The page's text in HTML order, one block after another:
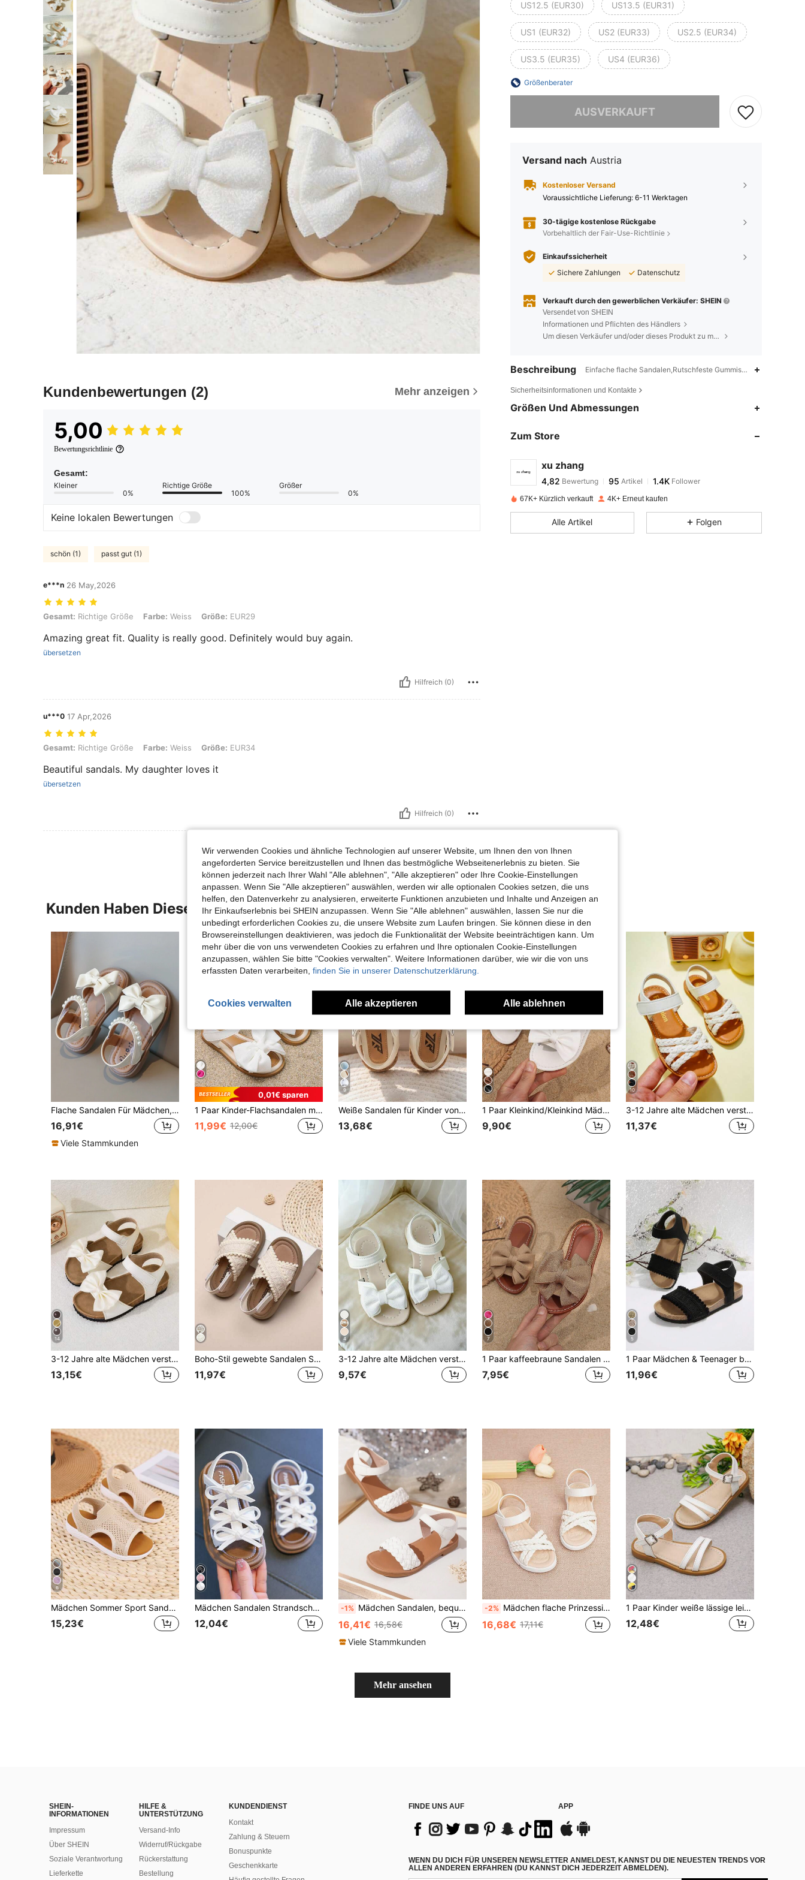
Kundenbewertungen (2) Mehr anzeigen
5,00
Bewertungsrichtlinie
Gesamt:
Kleiner
0%
Richtige Größe
100%
Größer
0%
Keine lokalen Bewertungen
schön (1) passt gut (1)
e***n 26 May,2026
Gesamt: Richtige Größe, Farbe: Weiss, Größe: EUR29
Gesamt: Richtige Größe Farbe: Weiss Größe: EUR29
Amazing great fit. Quality is really good. Definitely would buy again.
übersetzen
Hilfreich (0)
u***0 17 Apr,2026
Gesamt: Richtige Größe, Farbe: Weiss, Größe: EUR34
Gesamt: Richtige Größe Farbe: Weiss Größe: EUR34
Beautiful sandals. My daughter loves it
übersetzen
Hilfreich (0)
US12.5 (EUR30) US13.5 (EUR31)
US1 (EUR32) US2 (EUR33) US2.5 (EUR34)
US3.5 (EUR35) US4 (EUR36)
Größenberater
AUSVERKAUFT
Versand nach Austria
Kostenloser Versand
Voraussichtliche Lieferung: 6-11 Werktagen
30-tägige kostenlose Rückgabe
Vorbehaltlich der Fair-Use-Richtlinie
Einkaufssicherheit
Sichere Zahlungen
Datenschutz
Verkauft durch den gewerblichen Verkäufer: SHEIN
Versendet von SHEIN
Informationen und Pflichten des Händlers
Um diesen Verkäufer und/oder dieses Produkt zu melden
Beschreibung Einfache flache Sandalen,Rutschfeste
Sicherheitsinformationen und Kontakte
Größen Und Abmessungen
Zum Store
xu zhang
4,82
4,82 Bewertung
e***6ist Vor 1 Taggefolgt
4,82
67K+ Kürzlich verkauft 4K+ Erneut kaufen
Alle Artikel Folgen
Kunden Haben Diese Artikel Auch Angeschaut
Flache Sandalen Für Mädchen, Kleinkinder Und Kleine Kinder
16,91€
Viele Stammkunden
0,01€ sparen
1 Paar Kinder-Flachsandalen mit Schleife, Weiß und Rot. Aus weichem Nappa-PU-Leder mit Klettverschluss-Design.
11,99€ 12,00€
9
Weiße Sandalen für Kinder von 3-12 Jahren für Sommer & Frühling, weißer geflochtener Riemen + doppelschichtige 3D-Blumen + Strass-Dekor, verstellbarer Klettverschluss, weiche rutschfeste hellbraune Sohle, Prinzessinnen-Stil, Schule, Ausflug, Picknick, Urlaub, Hochzeit
13,68€
1 Paar Kleinkind/Kleinkind Mädchen Einfarbige Schleife Dekor Riemen Verschluss Runde Spitze Flache Bequeme Sandalen, Geeignet für 3-12 Jahre Alt, Mode lässig Strand Urlaub Party Sommer
9,90€
10
3-12 Jahre alte Mädchen verstellbare gewebte Kreuz-Riemen Sandalen, weiß mit kontrastierendem braunem gewebtem Fußbett, handgefertigter Stil mit Klettverschluss
11,37€
14
3-12 Jahre alte Mädchen verstellbare weiße flache Softsohlensandalen mit Schleife aus PU-Leder, offene Zehenpartie, Kindersandalen, geeignet für Schule, Party, Strand, Urlaub, süßer Mädchenstil
13,15€
Boho-Stil gewebte Sandalen Sommer Neu Kreuzriemen Pompon Outdoor Indoor Strand Urlaub Hausschuhe
11,97€
4
3-12 Jahre alte Mädchen verstellbare Klettverschluss weiße flache Sandalen mit Schleifen-Dekor, geeignet für Schule, Strand, süßer Prinzessinnenstil
9,57€
7
1 Paar kaffeebraune Sandalen für Mädchen in Große Größen, einfarbiges Mesh mit Schleifen-Dekor, verstellbarer Riemen, runde Zehenpartie, rutschfeste und leichte Sohle, modische und niedliche römische Strandsandalen, geeignet für Mädchen von 3-15 Jahren, für Alltag, Party, Reise, Strand, Sommer 2025 Neuheit
7,95€
5
1 Paar Mädchen & Teenager bequeme weiche Korksohle Prinzessinnenstil lässige Boho flache Sandalen, geeignet für 3-14 Jahre alte Mädchen, flache Sandalen für Sommerurlaub, Strand, tägliches Tragen, Vacationcore
11,96€
6
Mädchen Sommer Sport Sandalen, neue runde Zehenpartie gewebte einteilige mehrfarbige rutschfeste strapazierfähige Mode Flach Strandsandalen für Kinder
15,23€
Mädchen Sandalen Strandschuhe Frühling Sommer Neu Süße Schleife Mode Vielseitig Innen Weiche Sohle Bequem
12,04€
-1% Mädchen Sandalen, bequem und atmungsaktiv, perfekt für drinnen/Outdoor/Strand im Sommer, leicht
16,41€ 16,58€
Viele Stammkunden
-2% Mädchen flache Prinzessinnen Sandalen, modische gewebte Sommer Schuhe für große und kleine Kinder
16,68€ 17,11€
1 Paar Kinder weiße lässige leichte süße verstellbare Riemen flache Sandalen geeignet für Strand und Outdoor-Spiel, geeignet für Strand, Urlaub, Geburtstagsparty, Ostern, Hochzeit, Schulanfang, tägliche Lässig, Party und andere Anlässe. Frühling/Sommer Stil Sandalen.
12,48€
Mehr ansehen
SHEIN-
INFORMATIONEN
Impressum
Über SHEIN
Soziale Verantwortung
Lieferkette
HILFE &
UNTERSTÜTZUNG
Versand-Info
Widerruf/Rückgabe
Rückerstattung
Bestellung
KUNDENDIENST
Kontakt
Zahlung & Steuern
Bonuspunkte
Geschenkkarte
FINDE UNS AUF APP
WENN DU DICH FÜR UNSEREN NEWSLETTER ANMELDEST, KANNST DU DIE NEUESTEN TRENDS VOR
ALLEN ANDEREN ERFAHREN (DU KANNST DICH JEDERZEIT ABMELDEN).
Wir verwenden Cookies und ähnliche Technologien auf unserer Website, um Ihnen den von Ihnen
angeforderten Service bereitzustellen und Ihnen das bestmögliche Webseitenerlebnis zu bieten. Sie
können jederzeit nach Ihrer Wahl "Alle ablehnen", "Alle akzeptieren" oder Ihre Cookie-Einstellungen
anpassen. Wenn Sie "Alle akzeptieren" auswählen, werden wir alle optionalen Cookies setzen, die uns
helfen, den Datenverkehr zu analysieren, erweiterte Funktionen anzubieten und Inhalte und Anzeigen an
Ihr Einkaufserlebnis bei SHEIN anzupassen. Wenn Sie "Alle ablehnen" auswählen, lassen Sie nur die
unbedingt erforderlichen Cookies zu, die unsere Website zum Laufen bringen. Sie können diese in den
Browsereinstellungen deaktivieren, was jedoch die Funktionalität der Website beeinträchtigen kann. Um
mehr über die von uns verwendeten Cookies zu erfahren und Ihre optionalen Cookie-Einstellungen
anzupassen, wählen Sie bitte "Cookies verwalten". Weitere Informationen darüber, wie wir die von uns
erfassten Daten verarbeiten, finden Sie in unserer Datenschutzerklärung.
Cookies verwalten Alle akzeptieren Alle ablehnen